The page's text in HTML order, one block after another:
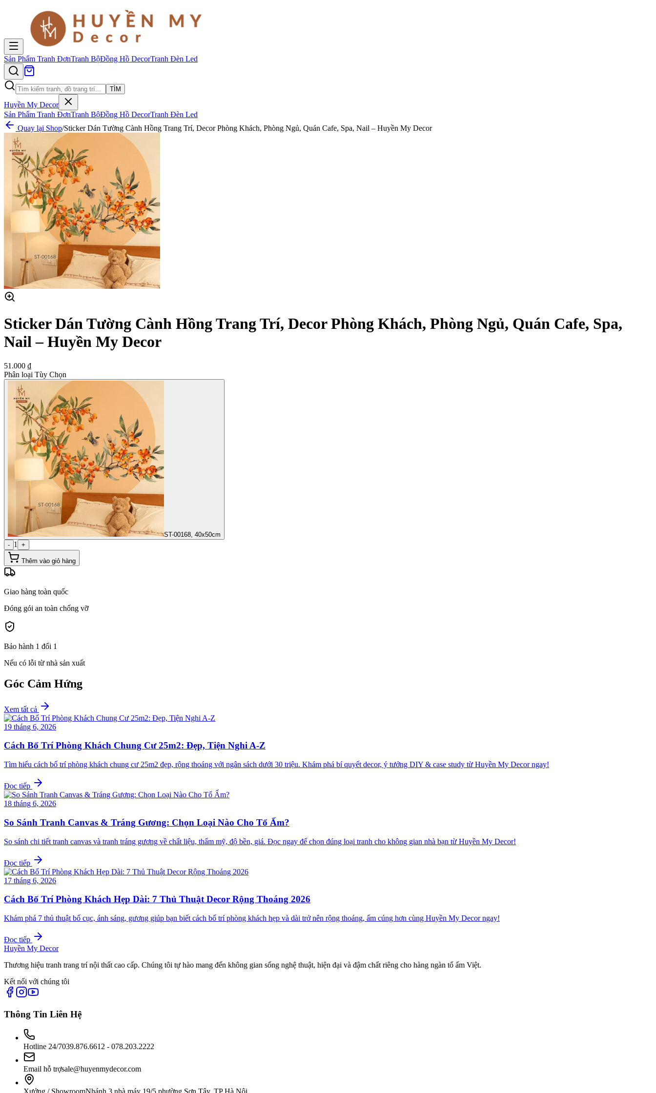
Sản Phẩm Tranh ĐơnTranh BộĐồng Hồ DecorTranh Đèn Led
TÌM
Huyền My Decor
Sản Phẩm Tranh ĐơnTranh BộĐồng Hồ DecorTranh Đèn Led
Quay lại Shop/Sticker Dán Tường Cành Hồng Trang Trí, Decor Phòng Khách, Phòng Ngủ, Quán Cafe, Spa, Nail – Huyền My Decor
Sticker Dán Tường Cành Hồng Trang Trí, Decor Phòng Khách, Phòng Ngủ, Quán Cafe, Spa,
Nail – Huyền My Decor
51.000 ₫
Phân loại Tùy Chọn
ST-00168, 40x50cm
- 1 +
Thêm vào giỏ hàng
Giao hàng toàn quốc
Đóng gói an toàn chống vỡ
Bảo hành 1 đổi 1
Nếu có lỗi từ nhà sản xuất
Góc Cảm Hứng
Xem tất cả
19 tháng 6, 2026
Cách Bố Trí Phòng Khách Chung Cư 25m2: Đẹp, Tiện Nghi A-Z
Tìm hiểu cách bố trí phòng khách chung cư 25m2 đẹp, rộng thoáng với ngân sách dưới 30 triệu. Khám phá bí quyết decor, ý tưởng DIY & case study từ Huyền My Decor ngay!
Đọc tiếp
18 tháng 6, 2026
So Sánh Tranh Canvas & Tráng Gương: Chọn Loại Nào Cho Tổ Ấm?
So sánh chi tiết tranh canvas và tranh tráng gương về chất liệu, thẩm mỹ, độ bền, giá. Đọc ngay để chọn đúng loại tranh cho không gian nhà bạn từ Huyền My Decor!
Đọc tiếp
17 tháng 6, 2026
Cách Bố Trí Phòng Khách Hẹp Dài: 7 Thủ Thuật Decor Rộng Thoáng 2026
Khám phá 7 thủ thuật bố cục, ánh sáng, gương giúp bạn biết cách bố trí phòng khách hẹp và dài trở nên rộng thoáng, ấm cúng hơn cùng Huyền My Decor ngay!
Đọc tiếp
Huyền My Decor
Thương hiệu tranh trang trí nội thất cao cấp. Chúng tôi tự hào mang đến không gian sống nghệ thuật, hiện đại và đậm chất riêng cho hàng ngàn tổ ấm Việt.
Kết nối với chúng tôi
Thông Tin Liên Hệ
Hotline 24/7039.876.6612 - 078.203.2222
Email hỗ trợsale@huyenmydecor.com